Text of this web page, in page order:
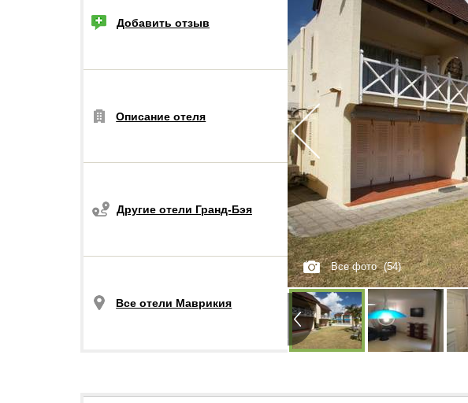
Добавить отзыв
Описание отеля
Другие отели Гранд-Бэя
Все отели Маврикия
Все фото (54)